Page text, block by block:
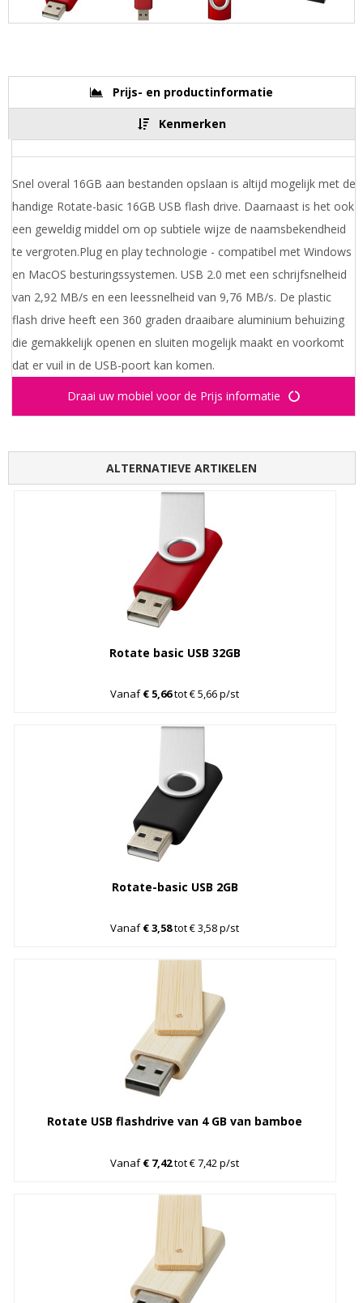
Prijs- en productinformatie
Kenmerken
Snel overal 16GB aan bestanden opslaan is altijd mogelijk met de
handige Rotate-basic 16GB USB flash drive. Daarnaast is het ook
een geweldig middel om op subtiele wijze de naamsbekendheid
te vergroten.Plug en play technologie - compatibel met Windows
en MacOS besturingssystemen. USB 2.0 met een schrijfsnelheid
van 2,92 MB/s en een leessnelheid van 9,76 MB/s. De plastic
flash drive heeft een 360 graden draaibare aluminium behuizing
die gemakkelijk openen en sluiten mogelijk maakt en voorkomt
dat er vuil in de USB-poort kan komen.
Draai uw mobiel voor de Prijs informatie
ALTERNATIEVE ARTIKELEN
Rotate basic USB 32GB
Vanaf€ 5,66tot € 5,66 p/st
Rotate-basic USB 2GB
Vanaf€ 3,58tot € 3,58 p/st
Rotate USB flashdrive van 4 GB van bamboe
Vanaf€ 7,42tot € 7,42 p/st